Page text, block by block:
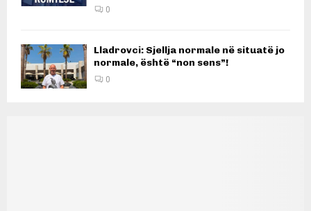
0
Lladrovci: Sjellja normale në situatë jo
normale, është “non sens”!
0